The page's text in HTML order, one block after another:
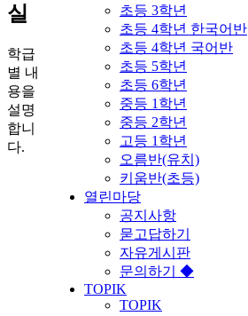
초등 3학년
초등 4학년 한국어반
초등 4학년 국어반
초등 5학년
초등 6학년
중등 1학년
중등 2학년
고등 1학년
오름반(유치)
키움반(초등)
열린마당
공지사항
묻고답하기
자유게시판
문의하기 ◆
TOPIK
TOPIK
실
학급
별 내
용을
설명
합니
다.